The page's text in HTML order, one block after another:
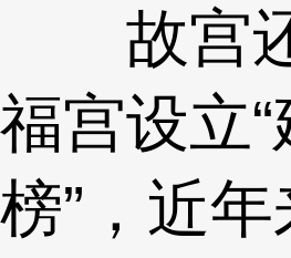
故宫
福宫设立
榜”，近